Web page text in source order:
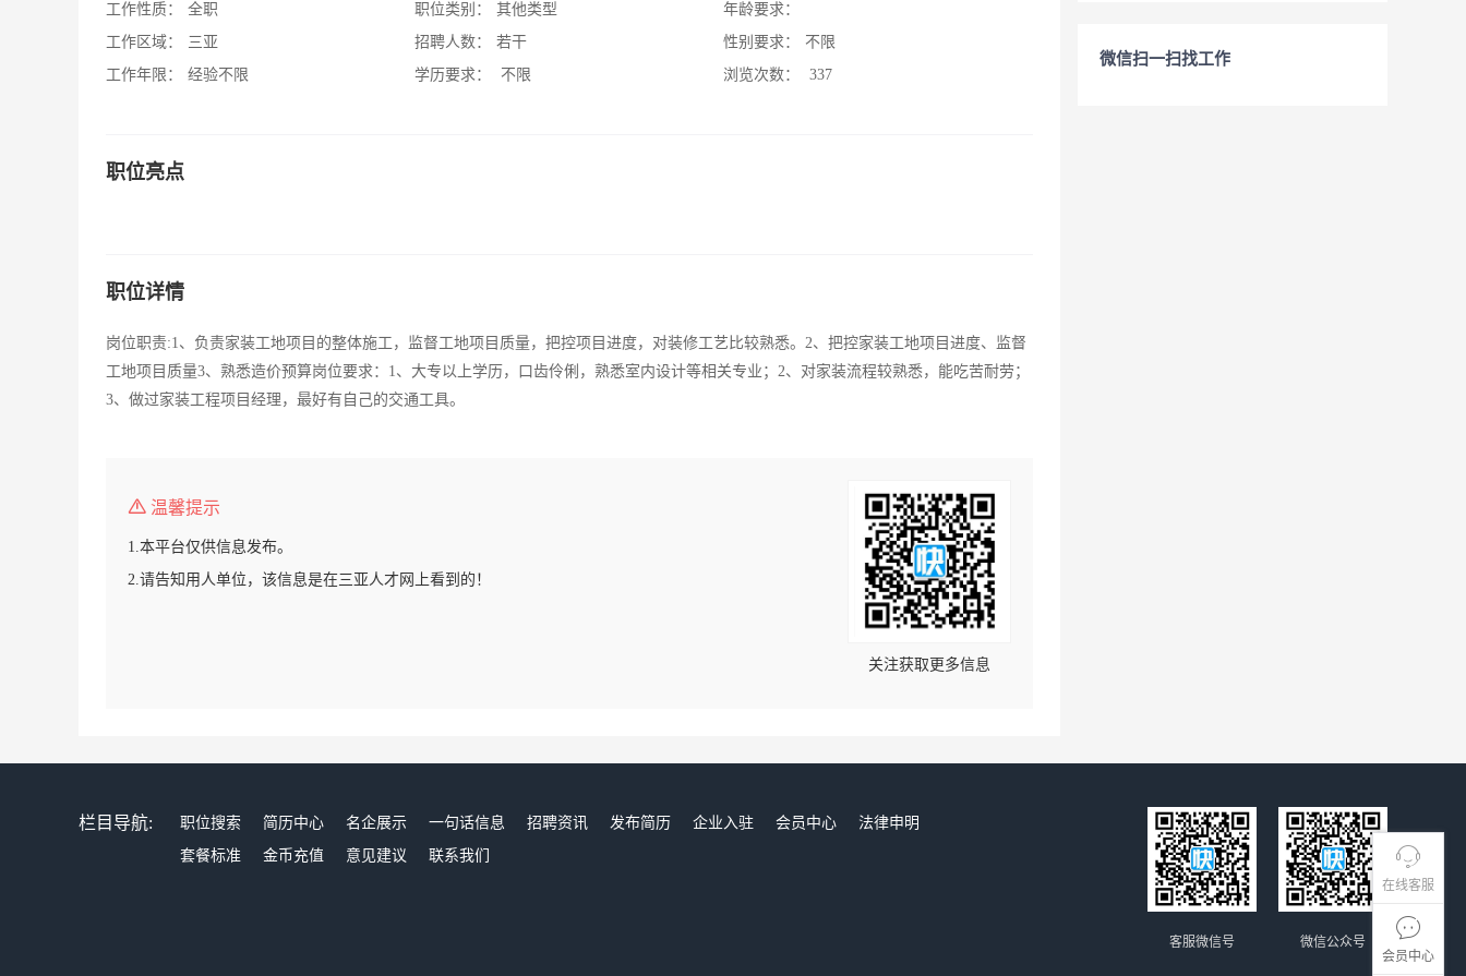
在线客服
会员中心
工作性质：
全职
工作区域：
三亚
工作年限：
经验不限
职位类别：
其他类型
招聘人数：
若干
学历要求：
不限
年龄要求：
性别要求：
不限
浏览次数：
337
职位亮点
职位详情
岗位职责:1、负责家装工地项目的整体施工，监督工地项目质量，把控项目进度，对装修工艺比较熟悉。2、把控家装工地项目进度、监督
工地项目质量3、熟悉造价预算岗位要求：1、大专以上学历，口齿伶俐，熟悉室内设计等相关专业；2、对家装流程较熟悉，能吃苦耐劳；
3、做过家装工程项目经理，最好有自己的交通工具。
温馨提示
1.本平台仅供信息发布。
2.请告知用人单位，该信息是在三亚人才网上看到的！
关注获取更多信息
微信扫一扫找工作
栏目导航: 职位搜索 简历中心 名企展示 一句话信息 招聘资讯 发布简历 企业入驻 会员中心
法律申明
套餐标准
金币充值 意见建议 联系我们
微信公众号
客服微信号